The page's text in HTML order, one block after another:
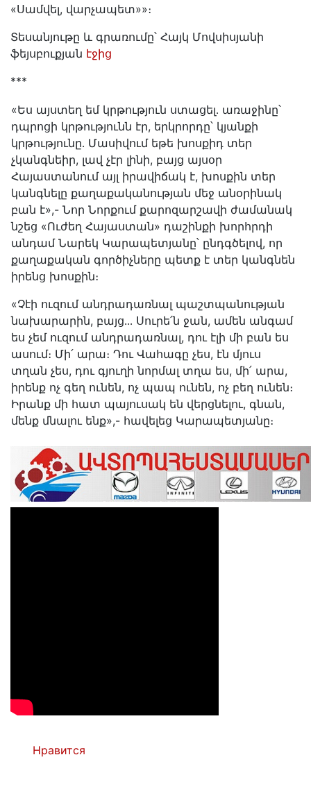
«Սամվել, վարչապետ»»։
Տեսանյութը և գրառումը՝ Հայկ Մովսիսյանի
ֆեյսբուքյան էջից
***
«Ես այստեղ եմ կրթություն ստացել․ առաջինը՝
դպրոցի կրթությունն էր, երկրորդը՝ կյանքի
կրթությունը․ Մասիվում եթե խոսքիդ տեր
չկանգնեիր, լավ չէր լինի, բայց այսօր
Հայաստանում այլ իրավիճակ է, խոսքին տեր
կանգնելը քաղաքականության մեջ անօրինակ
բան է»,- Նոր Նորքում քարոզարշավի ժամանակ
նշեց «Ուժեղ Հայաստան» դաշինքի խորհրդի
անդամ Նարեկ Կարապետյանը՝ ընդգծելով, որ
քաղաքական գործիչները պետք է տեր կանգնեն
իրենց խոսքին։
«Չէի ուզում անդրադառնալ պաշտպանության
նախարարին, բայց․․․ Սուրե՛ն ջան, ամեն անգամ
ես չեմ ուզում անդրադառնալ, դու էլի մի բան ես
ասում։ Մի՛ արա։ Դու Վահագը չես, էն մյուս
տղան չես, դու գյուղի նորմալ տղա ես, մի՛ արա,
իրենք ոչ գեղ ունեն, ոչ պապ ունեն, ոչ բեղ ունեն։
Իրանք մի հատ պայուսակ են վերցնելու, գնան,
մենք մնալու ենք»,- հավելեց Կարապետյանը։
Нравится